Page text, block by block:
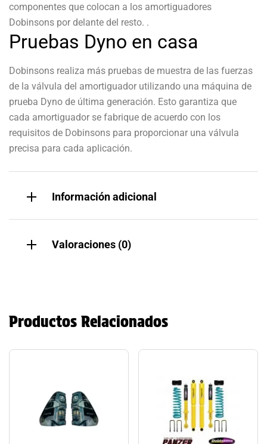
componentes que colocan a los amortiguadores
Dobinsons por delante del resto. .
Pruebas Dyno en casa
Dobinsons realiza más pruebas de muestra de las fuerzas
de la válvula del amortiguador utilizando una máquina de
prueba Dyno de última generación. Esto garantiza que
cada amortiguador se fabrique de acuerdo con los
requisitos de Dobinsons para proporcionar una válvula
precisa para cada aplicación.
Información adicional
Valoraciones (0)
Productos Relacionados